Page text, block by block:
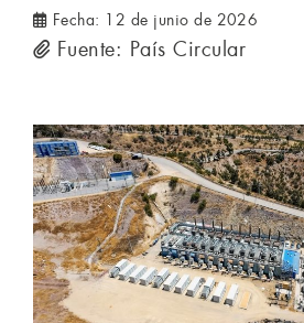
Fecha: 12 de junio de 2026
Fuente: País Circular